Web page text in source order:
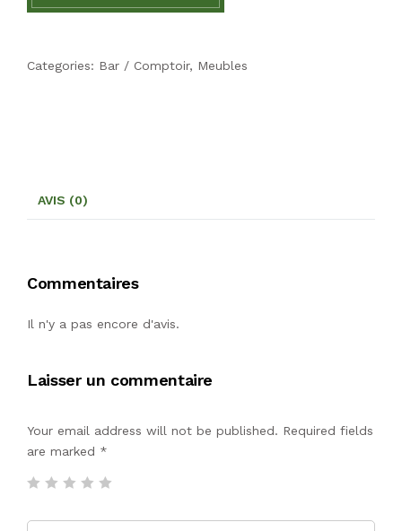
Categories: Bar / Comptoir, Meubles
AVIS (0)
Commentaires
Il n'y a pas encore d'avis.
Laisser un commentaire
Your email address will not be published. Required fields
are marked *